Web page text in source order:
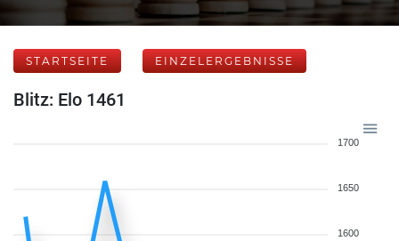
STARTSEITE EINZELERGEBNISSE
Blitz: Elo 1461
1700
1650
1600